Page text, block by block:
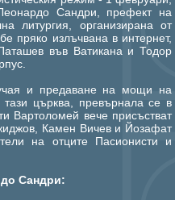
Сандри, префект на
литургия, организирана от
пряко излъчвана в интернет,
във Ватикана и Тодор
и предаване на мощи на
тази църква, превърнала се в
Вартоломей вече присъстват
Камен Вичев и Йозафат
на отците Пасионисти и
Сандри: